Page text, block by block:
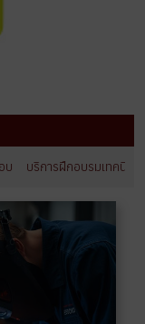
บริการฝึกอบรมเทคนิคการเ